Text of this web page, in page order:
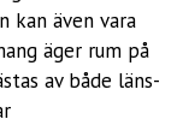
kan även vara
äger rum på
av både läns-